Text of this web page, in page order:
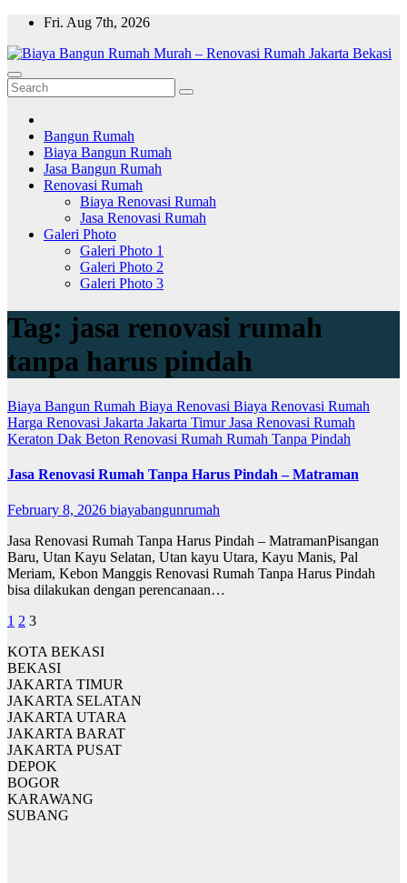
Skip
content
Fri. Aug 7th, 2026
Bangun Rumah
Biaya Bangun Rumah
Jasa Bangun Rumah
Renovasi Rumah
Biaya Renovasi Rumah
Jasa Renovasi Rumah
Galeri Photo
Galeri Photo 1
Galeri Photo 2
Galeri Photo 3
Tag: jasa renovasi rumah
tanpa harus pindah
Biaya Bangun Rumah Biaya Renovasi Biaya Renovasi Rumah
Harga Renovasi Jakarta Jakarta TimurJasa Renovasi Rumah
Keraton Dak Beton Renovasi Rumah Rumah Tanpa Pindah
Jasa Renovasi Rumah Tanpa Harus Pindah – Matraman
February 8, 2026 biayabangunrumah
Jasa Renovasi Rumah Tanpa Harus Pindah – MatramanPisangan
Baru, Utan Kayu Selatan, Utan kayu Utara, Kayu Manis, Pal
Meriam, Kebon Manggis Renovasi Rumah Tanpa Harus Pindah
bisa dilakukan dengan perencanaan…
Posts
pagination
1 2 3
KOTA BEKASI
BEKASI
JAKARTA TIMUR
JAKARTA SELATAN
JAKARTA UTARA
JAKARTA BARAT
JAKARTA PUSAT
DEPOK
BOGOR
KARAWANG
SUBANG